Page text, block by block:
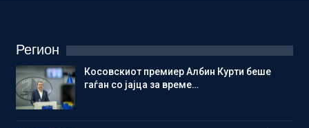
Регион
Косовскиот премиер Албин Курти беше
гаѓан со јајца за време…